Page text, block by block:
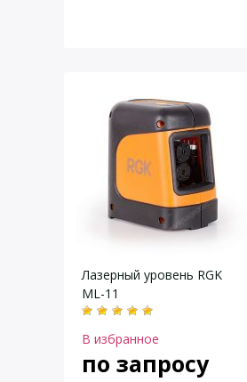
Лазерный уровень RGK
ML-11
В избранное
по запросу